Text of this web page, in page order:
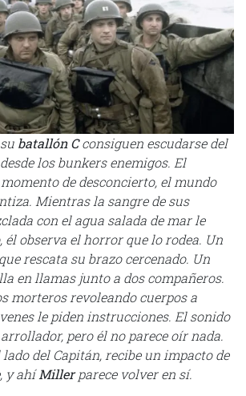
batallón Cconsiguen escudarse del
los bunkers enemigos. El
de desconcierto, el mundo
Mientras la sangre de sus
con el agua salada de mar le
él observa el horror que lo rodea. Un
rescata su brazo cercenado. Un
en llamas junto a dos compañeros.
morteros revoleando cuerpos a
le piden instrucciones. El sonido
pero él no parece oír nada.
del Capitán, recibe un impacto de
y ahíMillerparece volver en sí.